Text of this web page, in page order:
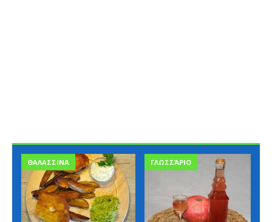
ΘΑΛΑΣΣΙΝΑ ΓΛΩΣΣΆΡΙΟ